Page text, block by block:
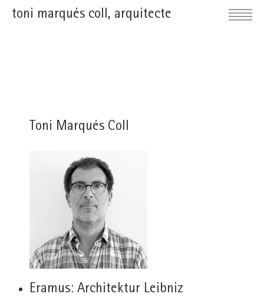
toni marqués coll, arquitecte
Toni Marqués Coll
Eramus: Architektur Leibniz